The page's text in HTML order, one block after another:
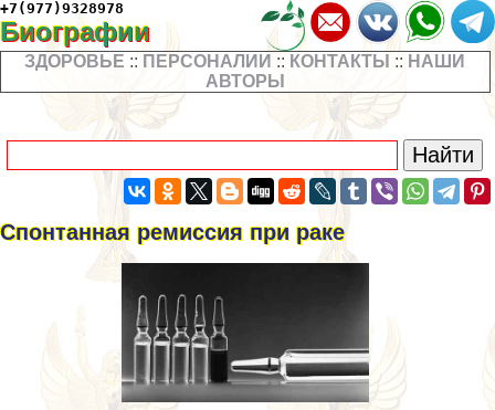
+7(977)9328978
Биографии
ЗДОРОВЬЕ :: ПЕРСОНАЛИИ :: КОНТАКТЫ :: НАШИ
АВТОРЫ
Спонтанная ремиссия при paке